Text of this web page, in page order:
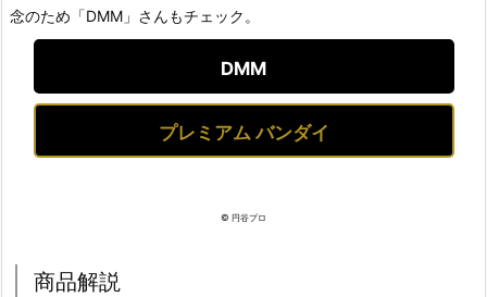
念のため「DMM」さんもチェック。
DMM
プレミアム バンダイ
© 円谷プロ
商品解説